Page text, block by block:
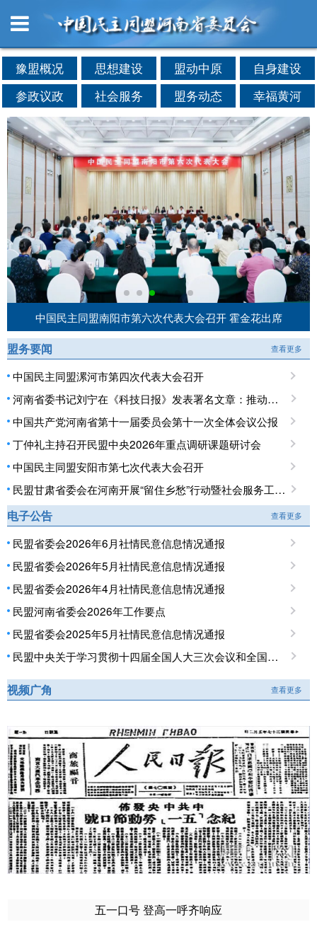
豫盟概况 思想建设 盟动中原
自身建设
参政议政
社会服务 盟务动态 幸福黄河
中国民主同盟南阳市第六次代表大会召开 霍金花出席
盟务要闻 查看更多
中国民主同盟漯河市第四次代表大会召开
河南省委书记刘宁在《科技日报》发表署名文章：推动科技创新和产业创新深度融合 提升现代化产业体系对高质量发展的支撑能力
中国共产党河南省第十一届委员会第十一次全体会议公报
丁仲礼主持召开民盟中央2026年重点调研课题研讨会
中国民主同盟安阳市第七次代表大会召开
民盟甘肃省委会在河南开展“留住乡愁”行动暨社会服务工作调研
电子公告 查看更多
民盟省委会2026年6月社情民意信息情况通报
民盟省委会2026年5月社情民意信息情况通报
民盟省委会2026年4月社情民意信息情况通报
民盟河南省委会2026年工作要点
民盟省委会2025年5月社情民意信息情况通报
民盟中央关于学习贯彻十四届全国人大三次会议和全国政协十四届三次会议精神的决定
视频广角 查看更多
五一口号 登高一呼齐响应